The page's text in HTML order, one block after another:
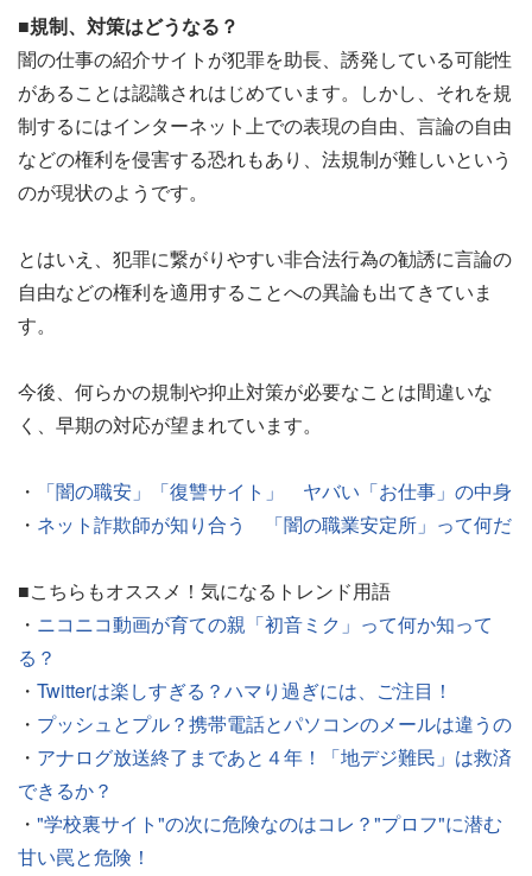
■規制、対策はどうなる？
闇の仕事の紹介サイトが犯罪を助長、誘発している可能性
があることは認識されはじめています。しかし、それを規
制するにはインターネット上での表現の自由、言論の自由
などの権利を侵害する恐れもあり、法規制が難しいという
のが現状のようです。
とはいえ、犯罪に繋がりやすい非合法行為の勧誘に言論の
自由などの権利を適用することへの異論も出てきていま
す。
今後、何らかの規制や抑止対策が必要なことは間違いな
く、早期の対応が望まれています。
・
「闇の職安」「復讐サイト」 ヤバい「お仕事」の中身
・ ネット詐欺師が知り合う 「闇の職業安定所」って何だ
■こちらもオススメ！気になるトレンド用語
・ ニコニコ動画が育ての親「初音ミク」って何か知って
る？
・ Twitterは楽しすぎる？ハマり過ぎには、ご注目！
・ プッシュとプル？携帯電話とパソコンのメールは違うの
・ アナログ放送終了まであと４年！「地デジ難民」は救済
できるか？
・ "学校裏サイト"の次に危険なのはコレ？"プロフ"に潜む
甘い罠と危険！